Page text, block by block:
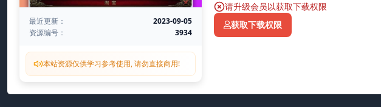
最近更新：
2023-09-05
资源编号：
3934
本站资源仅供学习参考使用, 请勿直接商用!
请升级会员以获取下载权限
获取下载权限